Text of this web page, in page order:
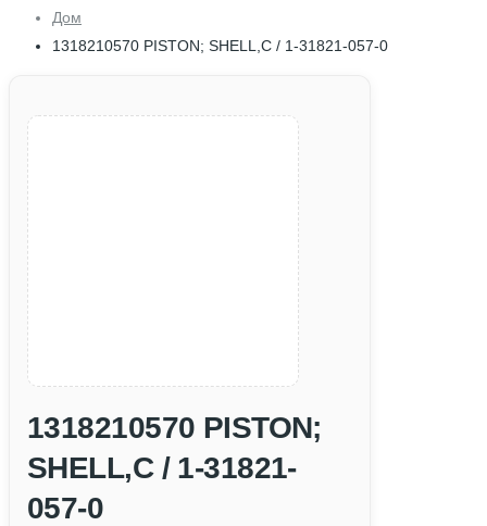
Дом
1318210570 PISTON; SHELL,C / 1-31821-057-0
1318210570 PISTON;
SHELL,C / 1-31821-
057-0